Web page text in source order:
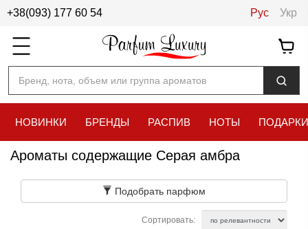
+38(093) 177 60 54 Рус Укр
Бренд, нота, объем или группа ароматов
НОВИНКИ БРЕНДЫ РАСПИВ НОТЫ ПОДАРКИ
Ароматы содержащие Серая амбра
Подобрать парфюм
Сортировать: